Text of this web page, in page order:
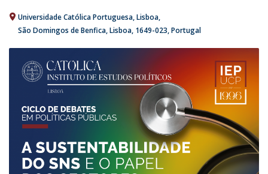
Universidade Católica Portuguesa Lisboa
São Domingos de Benfica, Lisboa 1649-023 Portugal